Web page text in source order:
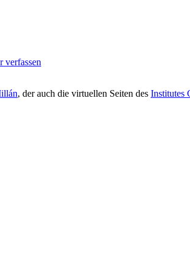
verfassen
, der auch die virtuellen Seiten des Institutes